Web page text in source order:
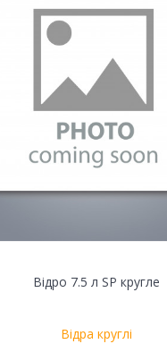
Відро 7.5 л SР кругле
Відра круглі